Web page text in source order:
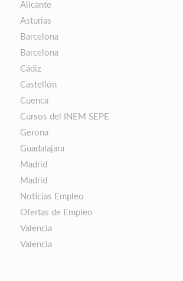
Alicante
Asturias
Barcelona
Barcelona
Cádiz
Castellón
Cuenca
Cursos del INEM SEPE
Gerona
Guadalajara
Madrid
Madrid
Noticias Empleo
Ofertas de Empleo
Valencia
Valencia